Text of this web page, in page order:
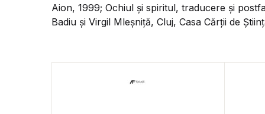
Colecția de stradă
Aion, 1999; Ochiul și spiritul, traducere și
Badiu și Virgil Mleșniță, Cluj, Casa Cărții de